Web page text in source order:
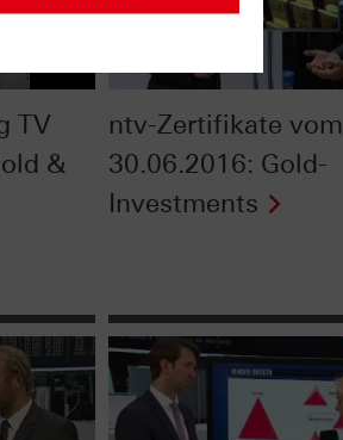
TV
&
ntv-Zertifikate vom
30.06.2016: Gold-
Investments